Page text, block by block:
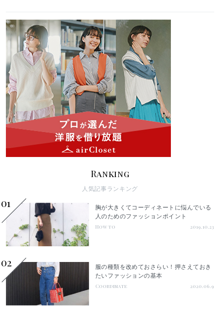
Ranking
人気記事ランキング
01
胸が大きくてコーディネートに悩んでいる
人のためのファッションポイント
How to 2019.10.23
02
服の種類を改めておさらい！押さえておき
たいファッションの基本
Coordinate 2020.06.9